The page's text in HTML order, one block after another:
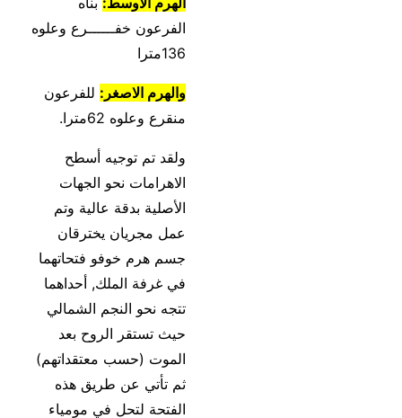
الفرعون خفــــــرع وعلوه
136مترا
والهرم الاصغر: للفرعون
منقرع وعلوه 62مترا.
ولقد تم توجيه أسطح
الاهرامات نحو الجهات
الأصلية بدقة عالية وتم
عمل مجريان يخترقان
جسم هرم خوفو فتحاتهما
في غرفة الملك, أحداهما
تتجه نحو النجم الشمالي
حيث تستقر الروح بعد
الموت (حسب معتقداتهم)
ثم تأتي عن طريق هذه
الفتحة لتحل في مومياء